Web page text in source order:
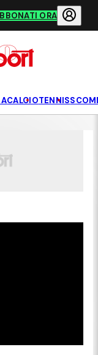
ORA
CALCIOTENNIS